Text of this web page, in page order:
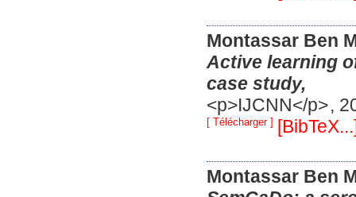
Montassar Ben
Active learning
case study,
<p>IJCNN</p>,
[ Télécharger ]
Montassar Ben